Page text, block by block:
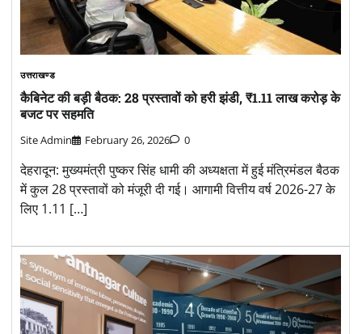
उत्तराखण्ड
कैबिनेट की बड़ी बैठक: 28 प्रस्तावों को हरी झंडी, ₹1.11 लाख करोड़ के
बजट पर सहमति
Site Admin February 26, 2026 0
देहरादून: मुख्यमंत्री पुष्कर सिंह धामी की अध्यक्षता में हुई मंत्रिमंडल बैठक
में कुल 28 प्रस्तावों को मंजूरी दी गई। आगामी वित्तीय वर्ष 2026-27 के
लिए 1.11 […]